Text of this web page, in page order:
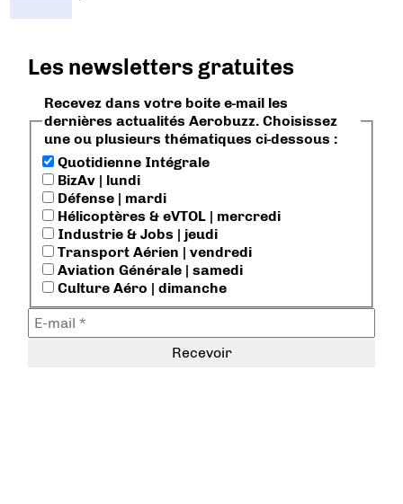
Les newsletters gratuites
Recevez dans votre boite e-mail les
dernières actualités Aerobuzz. Choisissez
une ou plusieurs thématiques ci-dessous :
Quotidienne Intégrale
BizAv | lundi
Défense | mardi
Hélicoptères & eVTOL | mercredi
Industrie & Jobs | jeudi
Transport Aérien | vendredi
Aviation Générale | samedi
Culture Aéro | dimanche